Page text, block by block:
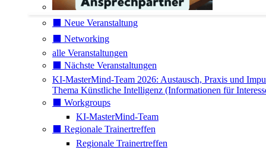
⬛️ Neue Veranstaltung
⬛️ Networking
alle Veranstaltungen
⬛️ Nächste Veranstaltungen
KI-MasterMind-Team 2026: Austausch, Praxis und
Thema Künstliche Intelligenz (Informationen für
⬛️ Workgroups
KI-MasterMind-Team
⬛️ Regionale Trainertreffen
Regionale Trainertreffen